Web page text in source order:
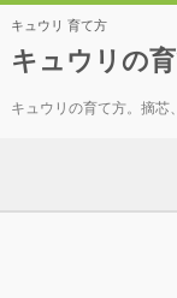
キュウリ 育て方
キュウリの
キュウリの育て方。摘芯